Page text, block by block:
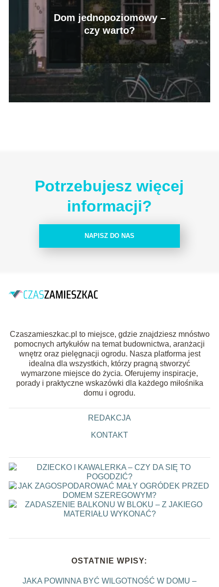
Dom jednopoziomowy –
czy warto?
Potrzebujesz więcej
informacji?
NAPISZ DO NAS
Czaszamieszkac.pl to miejsce, gdzie znajdziesz mnóstwo
pomocnych artykułów na temat budownictwa, aranżacji
wnętrz oraz pielęgnacji ogrodu. Nasza platforma jest
idealna dla wszystkich, którzy pragną stworzyć
wymarzone miejsce do życia. Oferujemy inspiracje,
porady i praktyczne wskazówki dla każdego miłośnika
domu i ogrodu.
REDAKCJA
KONTAKT
OSTATNIE WPISY:
JAKA POWINNA BYĆ WILGOTNOŚĆ W DOMU –